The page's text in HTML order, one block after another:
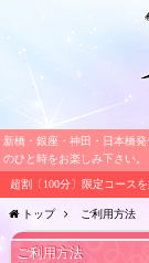
新橋・銀座・神田・日本橋
のひと時をお楽しみ下さい。
〔100分〕限定コースを始
トップ ご利用方法
ご利用方法